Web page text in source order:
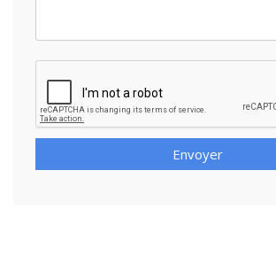
Envoyer